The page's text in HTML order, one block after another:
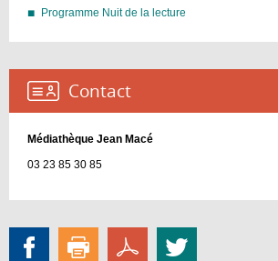
Programme Nuit de la lecture
Contact :
Médiathèque Jean Macé
03 23 85 30 85